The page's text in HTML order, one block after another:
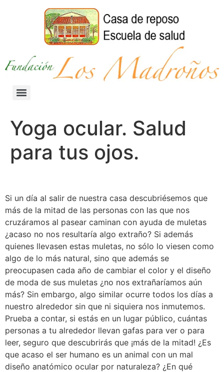
Yoga ocular. Salud
para tus ojos.
Si un día al salir de nuestra casa descubriésemos que
más de la mitad de las personas con las que nos
cruzáramos al pasear caminan con ayuda de muletas
¿acaso no nos resultaría algo extraño? Si además
quienes llevasen estas muletas, no sólo lo viesen como
algo de lo más natural, sino que además se
preocupasen cada año de cambiar el color y el diseño
de moda de sus muletas ¿no nos extrañaríamos aún
más? Sin embargo, algo similar ocurre todos los días a
nuestro alrededor sin que ni siquiera nos inmutemos.
Prueba a contar, si estás en un lugar público, cuántas
personas a tu alrededor llevan gafas para ver o para
leer, seguro que descubrirás que ¡más de la mitad! ¿Es
que acaso el ser humano es un animal con un mal
diseño anatómico ocular por naturaleza? ¿En qué